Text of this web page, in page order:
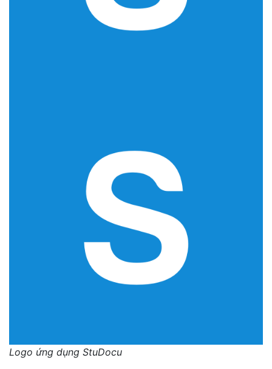
Logo ứng dụng StuDocu